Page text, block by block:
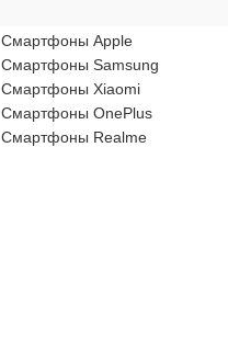
Смартфоны Apple
Смартфоны Samsung
Смартфоны Xiaomi
Смартфоны OnePlus
Смартфоны Realme